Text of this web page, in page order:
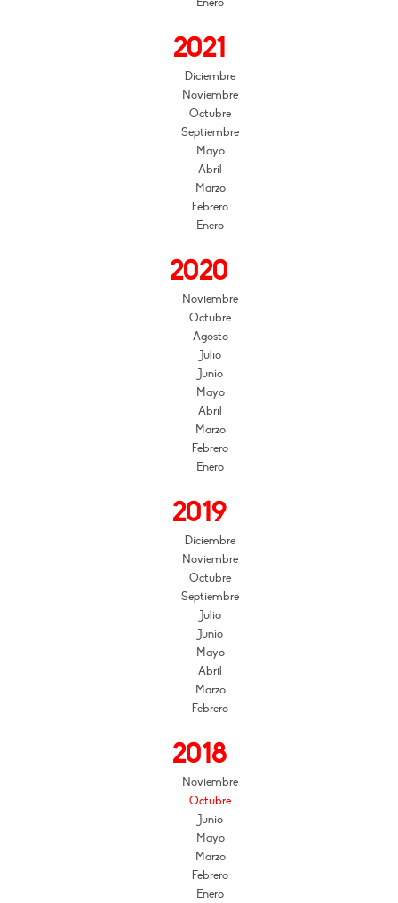
Enero
2021
Diciembre
Noviembre
Octubre
Septiembre
Mayo
Abril
Marzo
Febrero
Enero
2020
Noviembre
Octubre
Agosto
Julio
Junio
Mayo
Abril
Marzo
Febrero
Enero
2019
Diciembre
Noviembre
Octubre
Septiembre
Julio
Junio
Mayo
Abril
Marzo
Febrero
2018
Noviembre
Octubre
Junio
Mayo
Marzo
Febrero
Enero